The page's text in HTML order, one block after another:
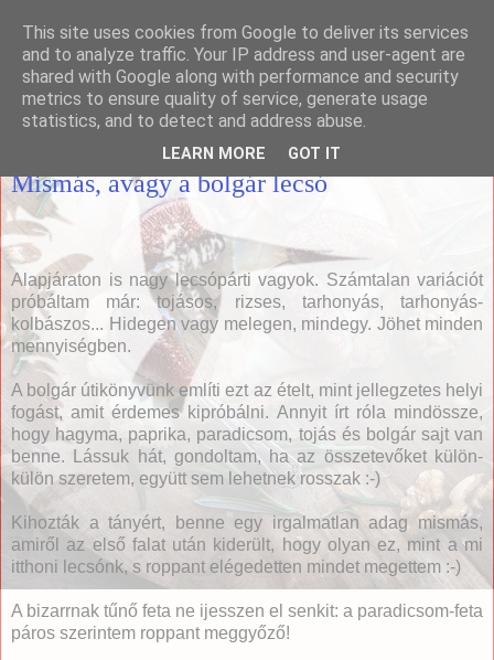
Házias konyha
Mismás, avagy a bolgár lecsó
Alapjáraton is nagy lecsópárti vagyok. Számtalan variációt
próbáltam már: tojásos, rizses, tarhonyás, tarhonyás-
kolbászos... Hidegen vagy melegen, mindegy. Jöhet minden
mennyiségben.
A bolgár útikönyvünk említi ezt az ételt, mint jellegzetes helyi
fogást, amit érdemes kipróbálni. Annyit írt róla mindössze,
hogy hagyma, paprika, paradicsom, tojás és bolgár sajt van
benne. Lássuk hát, gondoltam, ha az összetevőket külön-
külön szeretem, együtt sem lehetnek rosszak :-)
Kihozták a tányért, benne egy irgalmatlan adag mismás,
amiről az első falat után kiderült, hogy olyan ez, mint a mi
itthoni lecsónk, s roppant elégedetten mindet megettem :-)
A bizarrnak tűnő feta ne ijesszen el senkit: a paradicsom-feta
páros szerintem roppant meggyőző!
This site uses cookies from Google to deliver its services
and to analyze traffic. Your IP address and user-agent are
shared with Google along with performance and security
metrics to ensure quality of service, generate usage
statistics, and to detect and address abuse.
LEARN MORE GOT IT